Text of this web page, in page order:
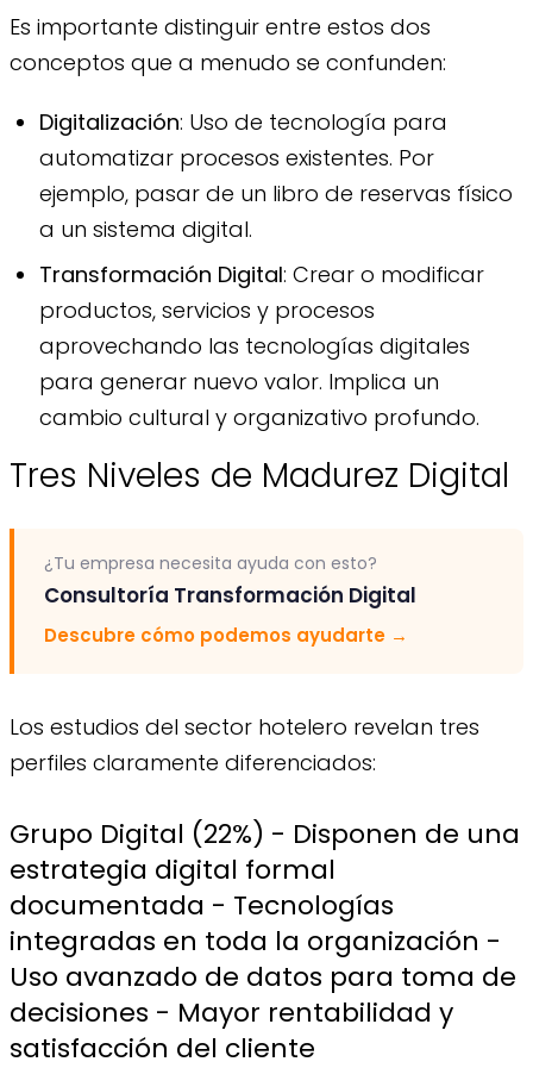
Es importante distinguir entre estos dos
conceptos que a menudo se confunden:
Digitalización: Uso de tecnología para
automatizar procesos existentes. Por
ejemplo, pasar de un libro de reservas físico
a un sistema digital.
Transformación Digital: Crear o modificar
productos, servicios y procesos
aprovechando las tecnologías digitales
para generar nuevo valor. Implica un
cambio cultural y organizativo profundo.
Tres Niveles de Madurez Digital
¿Tu empresa necesita ayuda con esto?
Consultoría Transformación Digital
Descubre cómo podemos ayudarte →
Los estudios del sector hotelero revelan tres
perfiles claramente diferenciados:
Grupo Digital (22%) - Disponen de una
estrategia digital formal
documentada - Tecnologías
integradas en toda la organización -
Uso avanzado de datos para toma de
decisiones - Mayor rentabilidad y
satisfacción del cliente